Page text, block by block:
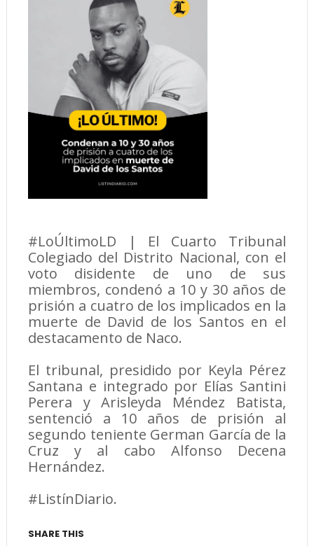
#LoÚltimoLD | El Cuarto Tribunal
Colegiado del Distrito Nacional, con el
voto disidente de uno de sus
miembros, condenó a 10 y 30 años de
prisión a cuatro de los implicados en la
muerte de David de los Santos en el
destacamento de Naco.
El tribunal, presidido por Keyla Pérez
Santana e integrado por Elías Santini
Perera y Arisleyda Méndez Batista,
sentenció a 10 años de prisión al
segundo teniente German García de la
Cruz y al cabo Alfonso Decena
Hernández.
#ListínDiario.
SHARE THIS